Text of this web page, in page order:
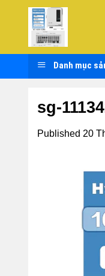
Danh mục
sg-
Published 20